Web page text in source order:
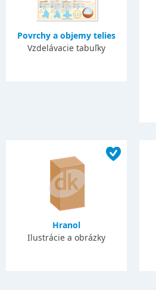
Povrchy a objemy telies
Vzdelávacie tabuľky
Hranol
Ilustrácie a obrázky